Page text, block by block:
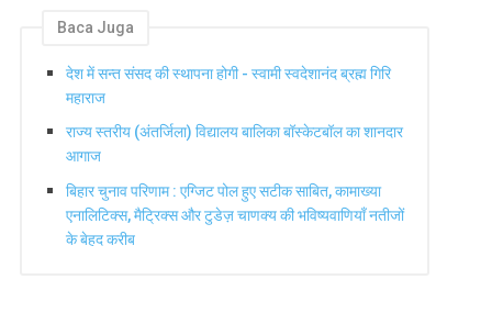
Baca Juga
देश में सन्त संसद की स्थापना होगी - स्वामी स्वदेशानंद ब्रह्म गिरि
महाराज
राज्य स्तरीय (अंतर्जिला) विद्यालय बालिका बॉस्केटबॉल का शानदार
आगाज
बिहार चुनाव परिणाम : एग्जिट पोल हुए सटीक साबित, कामाख्या
एनालिटिक्स, मैट्रिक्स और टुडेज़ चाणक्य की भविष्यवाणियाँ नतीजों
के बेहद करीब